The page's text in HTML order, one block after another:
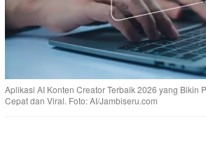
Aplikasi AI Konten Creator Terbaik 2026 yang Bikin
Cepat dan Viral. Foto: AI/Jambiseru.com